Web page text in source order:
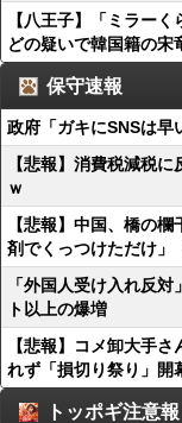
【八王子】「ミラー
どの疑いで韓国籍の宋
保守速報
政府「ガキにSNSは早
【悲報】消費税減税
ｗ
【悲報】中国、橋の
剤でくっつけただけ」
「外国人受け入れ反
ト以上の爆増
【悲報】コメ卸大手
れず「損切り祭り」開
トッポギ注意報